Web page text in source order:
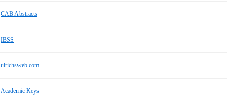
CAB Abstracts
IBSS
ulrichsweb.com
Academic Keys